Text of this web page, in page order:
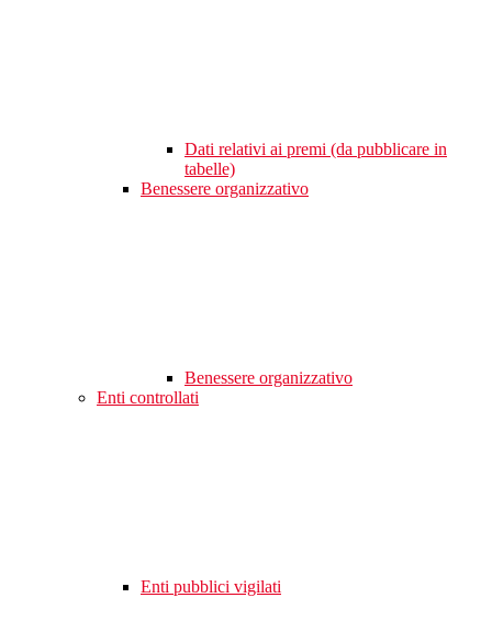
Dati relativi ai premi (da pubblicare in
tabelle)
Benessere organizzativo
Benessere organizzativo
Enti controllati
Enti pubblici vigilati